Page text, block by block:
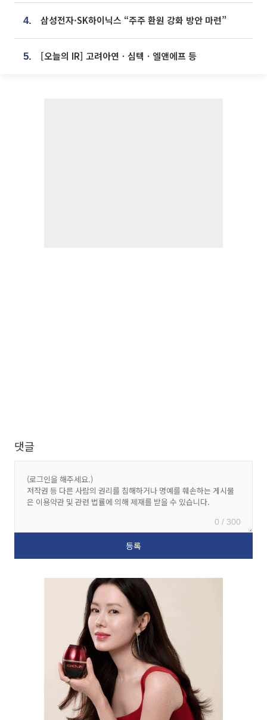
4. 삼성전자·SK하이닉스 “주주 환원 강화 방안 마련”
5. [오늘의 IR] 고려아연ㆍ심텍ㆍ엘앤에프 등
댓글
0 / 300